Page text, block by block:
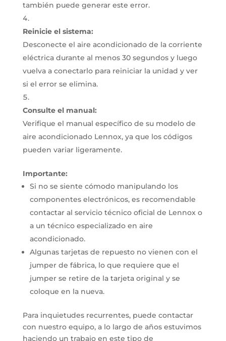
también puede generar este error.
Reinicie el sistema:
Desconecte el aire acondicionado de la corriente
eléctrica durante al menos 30 segundos y luego
vuelva a conectarlo para reiniciar la unidad y ver
si el error se elimina.
Consulte el manual:
Verifique el manual específico de su modelo de
aire acondicionado Lennox, ya que los códigos
pueden variar ligeramente.
Importante:
Si no se siente cómodo manipulando los
componentes electrónicos, es recomendable
contactar al servicio técnico oficial de Lennox o
a un técnico especializado en aire
acondicionado.
Algunas tarjetas de repuesto no vienen con el
jumper de fábrica, lo que requiere que el
jumper se retire de la tarjeta original y se
coloque en la nueva.
Para inquietudes recurrentes, puede contactar
con nuestro equipo, a lo largo de años estuvimos
haciendo un trabajo en este tipo de